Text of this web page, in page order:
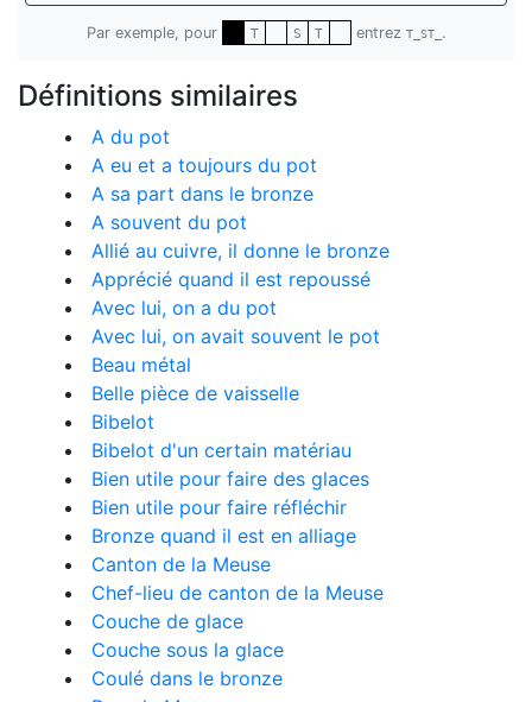
Par exemple, pour T S T entrez T_ST_ .
Définitions similaires
A du pot
A eu et a toujours du pot
A sa part dans le bronze
A souvent du pot
Allié au cuivre, il donne le bronze
Apprécié quand il est repoussé
Avec lui, on a du pot
Avec lui, on avait souvent le pot
Beau métal
Belle pièce de vaisselle
Bibelot
Bibelot d'un certain matériau
Bien utile pour faire des glaces
Bien utile pour faire réfléchir
Bronze quand il est en alliage
Canton de la Meuse
Chef-lieu de canton de la Meuse
Couche de glace
Couche sous la glace
Coulé dans le bronze